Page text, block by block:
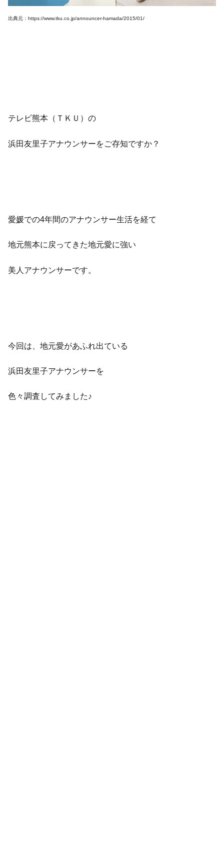
出典元：https://www.tku.co.jp/announcer-hamada/2015/01/
テレビ熊本（ＴＫＵ）の
浜田友里子アナウンサーをご存知ですか？
愛媛での4年間のアナウンサー生活を経て
地元熊本に戻ってきた地元愛に強い
美人アナウンサーです。
今回は、地元愛があふれ出ている
浜田友里子アナウンサーを
色々調査してみました♪